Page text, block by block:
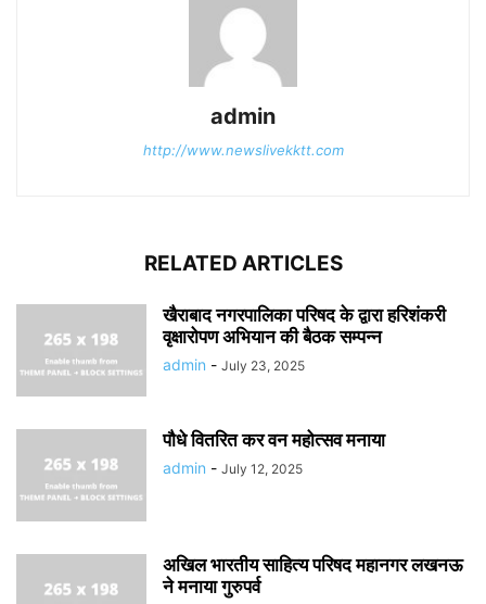
admin
http://www.newslivekktt.com
RELATED ARTICLES
खैराबाद नगरपालिका परिषद के द्वारा हरिशंकरी
वृक्षारोपण अभियान की बैठक सम्पन्न
admin - July 23, 2025
पौधे वितरित कर वन महोत्सव मनाया
admin - July 12, 2025
अखिल भारतीय साहित्य परिषद महानगर लखनऊ
ने मनाया गुरुपर्व